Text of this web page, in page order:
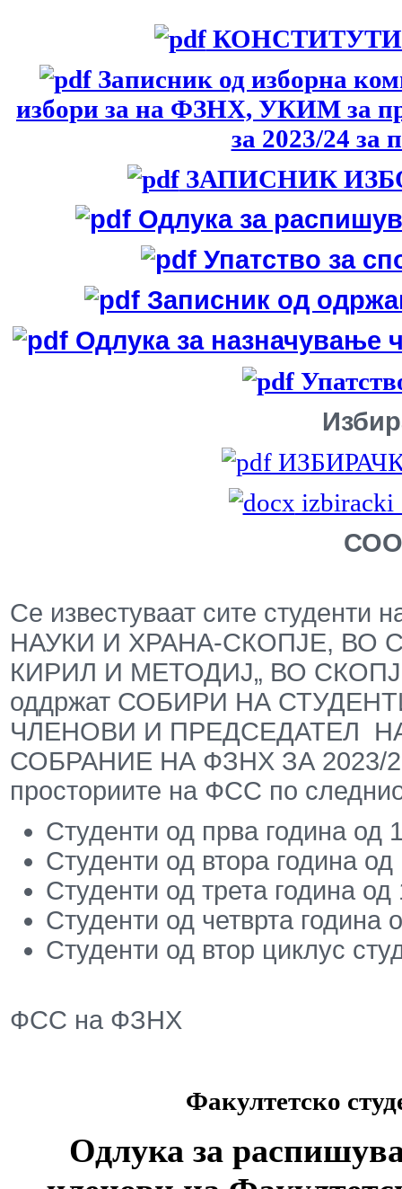
Записник од изборна
избори за на ФЗНХ, УКИМ за
за 2023/24 за
ЗАПИСНИК
Одлука за
Упатство за
Записник од
Одлука за назначување
Се известуваат сите
НАУКИ И ХРАНА-СКОПЈЕ, ВО
КИРИЛ И МЕТОДИЈ„ ВО СКОПЈЕ
оддржат СОБИРИ НА
ЧЛЕНОВИ И ПРЕДСЕДАТЕЛ
СОБРАНИЕ НА ФЗНХ ЗА 2023/
просториите на ФСС по
Студенти од прва година од
Студенти од втора година
Студенти од трета година
Студенти од четврта година
Студенти од втор циклус
ФСС на ФЗНХ
Факултетско
Одлука за